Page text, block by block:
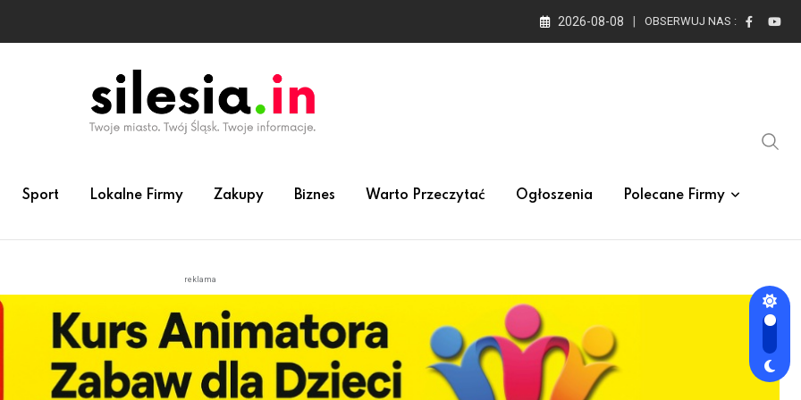
2026-08-08 OBSERWUJ NAS :
Sport Lokalne Firmy Zakupy Biznes Warto Przeczytać Ogłoszenia Polecane Firmy
reklama